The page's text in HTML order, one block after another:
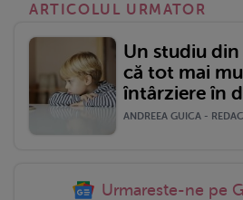
ARTICOLUL URMATOR
Un studiu
că tot mai
întârziere în
ANDREEA GUICA -
Urmareste-ne pe